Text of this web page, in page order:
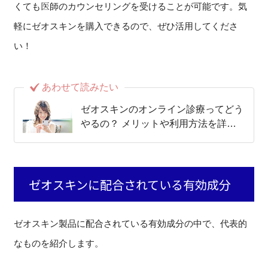
くても医師のカウンセリングを受けることが可能です。気
軽にゼオスキンを購入できるので、ぜひ活用してくださ
い！
あわせて読みたい
ゼオスキンのオンライン診療ってどう
やるの？ メリットや利用方法を詳し
ゼオスキンに配合されている有効成分
ゼオスキン製品に配合されている有効成分の中で、代表的
なものを紹介します。